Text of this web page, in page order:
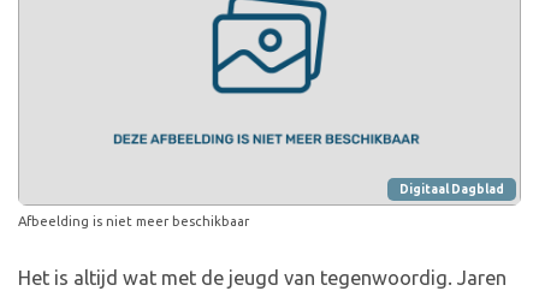
Digitaal Dagblad
Afbeelding is niet meer beschikbaar
Het is altijd wat met de jeugd van tegenwoordig. Jaren